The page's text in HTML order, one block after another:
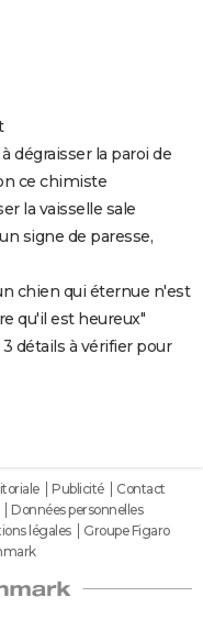
dégraisser la paroi de
ce chimiste
la vaisselle sale
signe de paresse,
chien qui éternue n'est
qu'il est heureux"
détails à vérifier pour
Publicité
Contact
Données personnelles
légales
Groupe Figaro